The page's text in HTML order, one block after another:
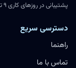
پشتیبانی در روزهای کاری ۹ تا ۱۴:۳۰ تلفنی؛ سایر اوقات از طریق تلگرام، واتساپ و ایتا.
دسترسی سریع
راهنما
تماس با ما